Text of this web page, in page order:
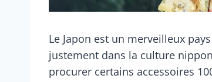
Le Japon est un merveilleux
justement dans la culture
procurer certains accessoires